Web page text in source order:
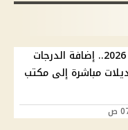
تظلمات الثانوية العامة 2026.. إضافة الدرجات
مباشرة إلى مكتب